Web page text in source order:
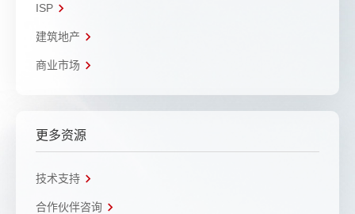
ISP
建筑地产
商业市场
更多资源
技术支持
合作伙伴咨询